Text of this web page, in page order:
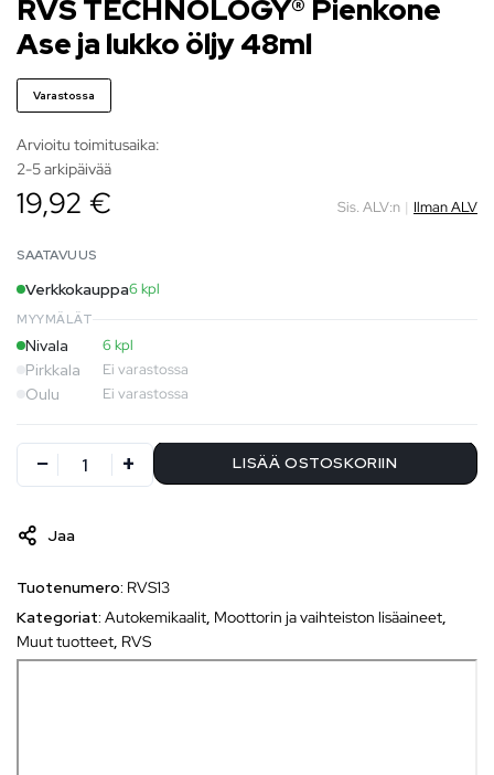
RVS TECHNOLOGY® Pienkone
Ase ja lukko öljy 48ml
Varastossa
Arvioitu toimitusaika:
2-5 arkipäivää
19,92 € Sis. ALV:n | Ilman ALV
SAATAVUUS
Verkkokauppa6 kpl
MYYMÄLÄT
Nivala 6 kpl
Pirkkala Ei varastossa
Oulu Ei varastossa
LISÄÄ OSTOSKORIIN
Jaa
Tuotenumero: RVS13
Kategoriat: Autokemikaalit, Moottorin ja vaihteiston lisäaineet,
Muut tuotteet, RVS